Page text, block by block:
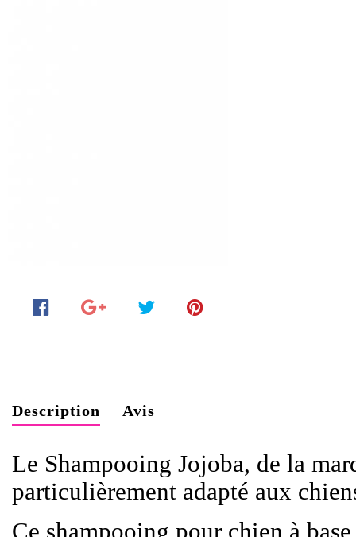
Description Avis
Le Shampooing Jojoba, de la
particulièrement adapté aux
Ce shampooing pour chien à